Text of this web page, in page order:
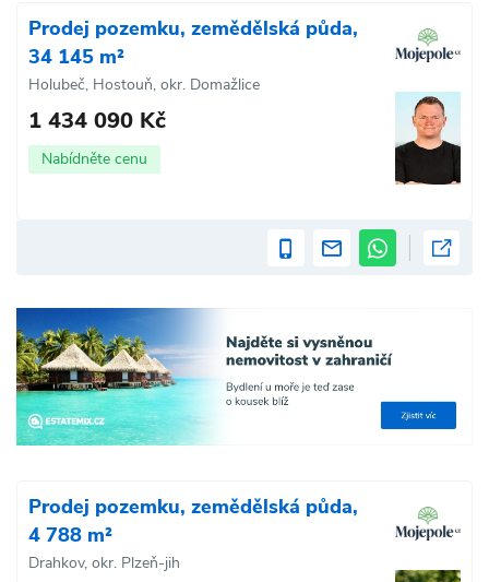
Prodej pozemku, zemědělská půda,
34 145 m²
Holubeč, Hostouň, okr. Domažlice
1 434 090 Kč
Nabídněte cenu
Prodej pozemku, zemědělská půda,
4 788 m²
Drahkov, okr. Plzeň-jih